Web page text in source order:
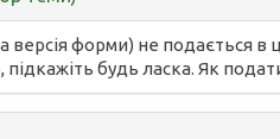
версія форми) не подається в
будь ласка. Як